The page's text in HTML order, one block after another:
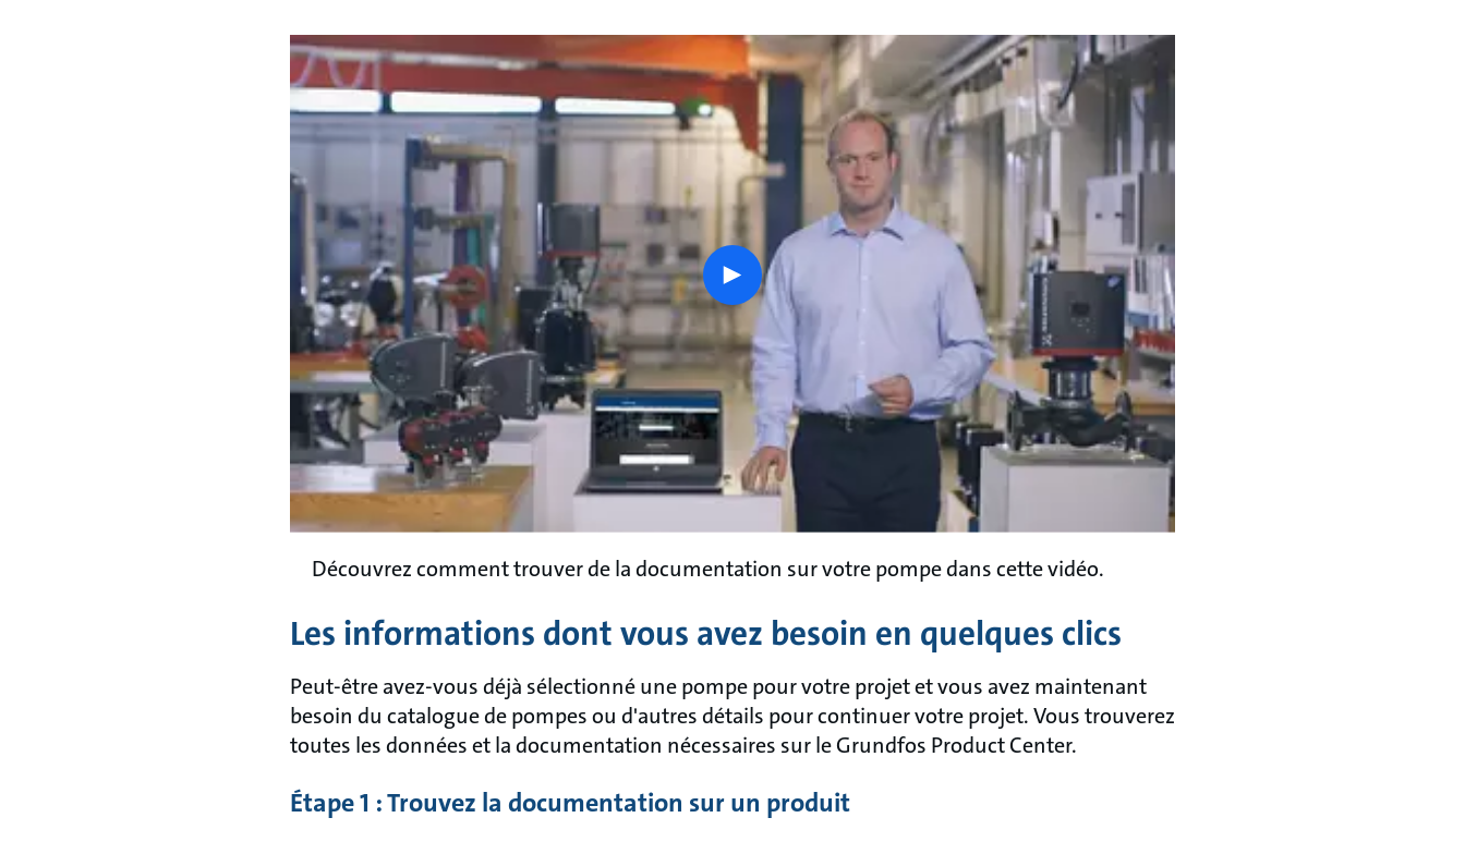
play
button
Découvrez comment trouver de la documentation sur votre pompe dans cette vidéo.
Les informations dont vous avez besoin en quelques clics
Peut-être avez-vous déjà sélectionné une pompe pour votre projet et vous avez maintenant
besoin du catalogue de pompes ou d'autres détails pour continuer votre projet. Vous trouverez
toutes les données et la documentation nécessaires sur le Grundfos Product Center.
Étape 1 : Trouvez la documentation sur un produit